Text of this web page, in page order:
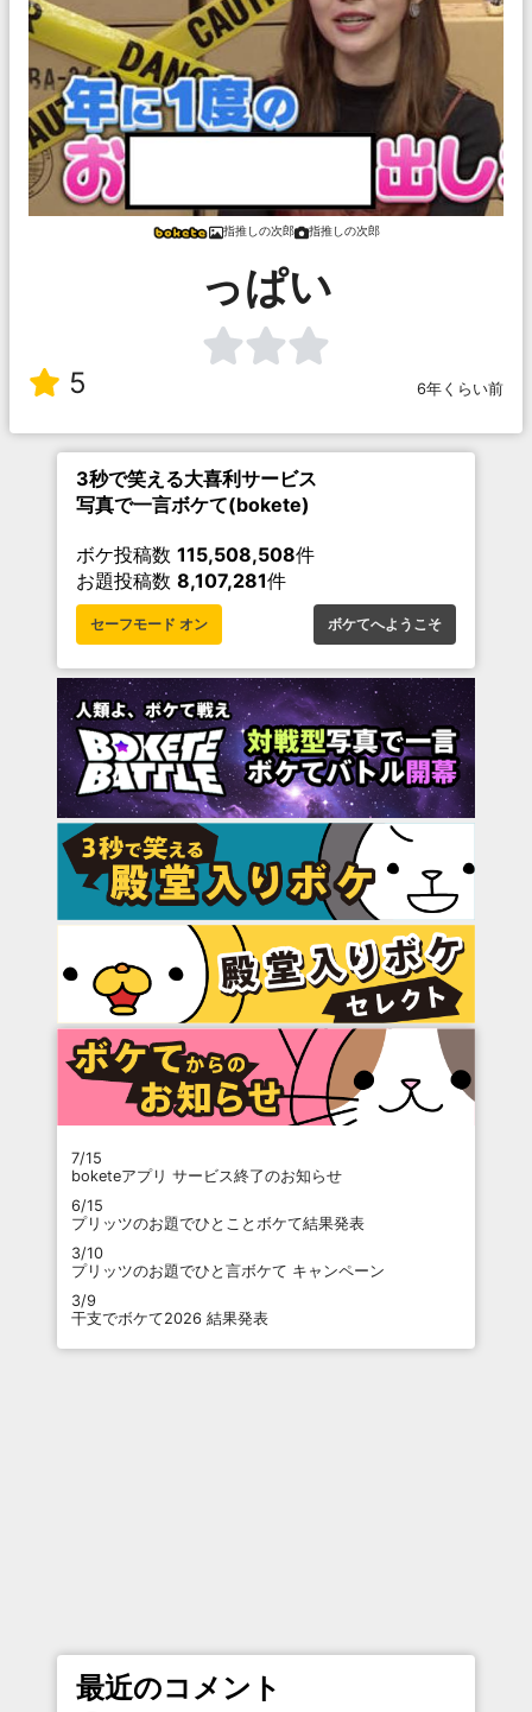
指推しの次郎 指推しの次郎
っぱい
5 6年くらい前
3秒で笑える大喜利サービス
写真で一言ボケて(bokete)
ボケ投稿数 115,508,508件
お題投稿数 8,107,281件
セーフモード オン ボケてへようこそ
7/15
boketeアプリ サービス終了のお知らせ
6/15
プリッツのお題でひとことボケて結果発表
3/10
プリッツのお題でひと言ボケて キャンペーン
3/9
干支でボケて2026 結果発表
最近のコメント